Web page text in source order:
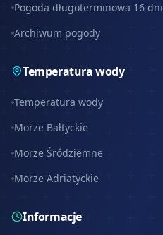
Pogoda długoterminowa 16 dni
Archiwum pogody
Temperatura wody
Temperatura wody
Morze Bałtyckie
Morze Śródziemne
Morze Adriatyckie
Informacje